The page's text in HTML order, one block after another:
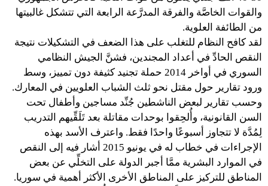
والقوات الخاصَّة والفرقة المدرَّعة الرابعة التي تتشكل غالبيتها
من الطائفة العلوية.
لقد كافح النظام للتغلب على هذا الضعف في التشكيلات نتيجة
النقص الحادِّ في أعداد المجندين، فشنَّ الجيش النظامي
السوري في أواخر 2014 حملة تجنيد كثيفة دون تمييز، وسط
ورود تقارير حول مقتل نحو ثلث الشباب العلويين في المعارك.
وحسب تقارير لبعض الناشطين جُنِّد مساجين وأطفال تحت
السن القانونية، وأُلحِقوا بوحدات مقاتلة بعد تَلَقِّيهم التدريب
لِمُدَّة لا تتجاوز أسبوعًا واحدًا فقط. واعترف الأسد بهذه
الإجراءات في خطاب له في يونيو 2015 أشار فيه إلى النقص
في الموارد البشرية ممَّا أجبر الدولة على التخلِّي عن بعض
المناطق للتركيز على المناطق الأخرى الأكثر أهمية في سوريا.